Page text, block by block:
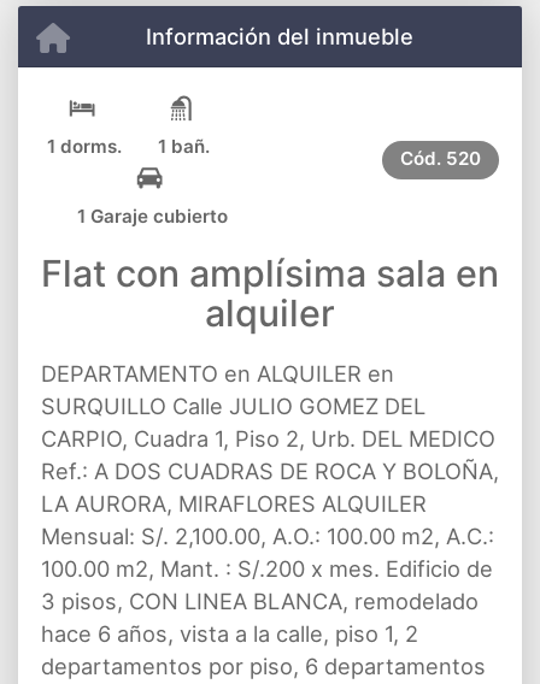
Información del inmueble
1 dorms. 1 bañ.
1 Garaje cubierto
Cód. 520
Flat con amplísima sala en
alquiler
DEPARTAMENTO en ALQUILER en
SURQUILLO Calle JULIO GOMEZ DEL
CARPIO, Cuadra 1, Piso 2, Urb. DEL MEDICO
Ref.: A DOS CUADRAS DE ROCA Y BOLOÑA,
LA AURORA, MIRAFLORES ALQUILER
Mensual: S/. 2,100.00, A.O.: 100.00 m2, A.C.:
100.00 m2, Mant. : S/.200 x mes. Edificio de
3 pisos, CON LINEA BLANCA, remodelado
hace 6 años, vista a la calle, piso 1, 2
departamentos por piso, 6 departamentos